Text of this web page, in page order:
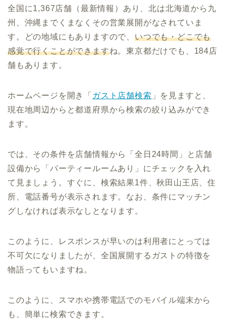
全国に1,367店舗（最新情報）あり、北は北海道から九
州、沖縄までくまなくその営業展開がなされていま
す。どの地域にもありますので、 いつでも・どこでも
感覚で行くことができますね。東京都だけでも、184店
舗もあります。
ホームページを開き「 ガスト店舗検索 」を見ますと、
現在地周辺からと都道府県から検索の絞り込みができ
ます。
では、その条件を店舗情報から「全日24時間」と店舗
設備から「パーティールームあり」にチェックを入れ
て見ましょう。すぐに、検索結果1件、秋田山王店、住
所、電話番号が表示されます。なお、条件にマッチン
グしなければ表示なしとなります。
このように、レスポンスが早いのは利用者にとっては
不可欠になりましたが、全国展開するガストの特徴を
物語ってもいますね。
このように、スマホや携帯電話でのモバイル端末から
も、簡単に検索できます。